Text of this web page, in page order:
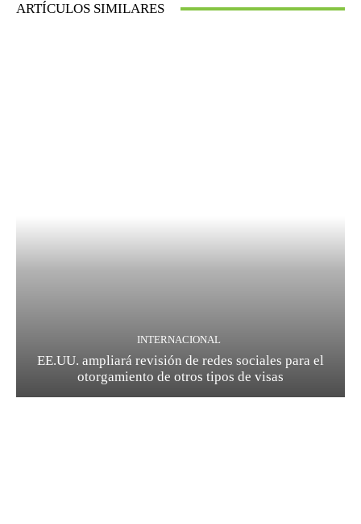
ARTÍCULOS SIMILARES
INTERNACIONAL
EE.UU. ampliará revisión de redes sociales para el
otorgamiento de otros tipos de visas